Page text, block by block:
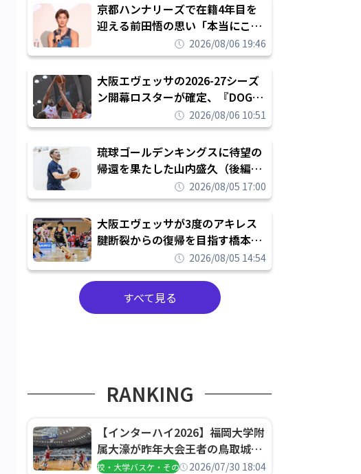
京都ハンナリーズで在籍4年目を
迎える前田悟の思い「本当にこの
チームで勝ちたい、負けたまま舐
められたまま終わりたくない」
2026/08/06 19:46
大阪エヴェッサの2026-27シーズ
ン開幕ロスターが確定、『DOG
FIGHT』のチームカルチャーを推
し進めて結果を求めるシーズンへ
2026/08/06 10:51
琉球ゴールデンキングスに待望の
帰還を果たした山内盛久（後編）
「1人のウチナーンチュとしてみ
んなが誇りに思えるチームにして
いく」
2026/08/05 17:00
大阪エヴェッサが3度のアキレス
腱断裂からの復帰を目指す橋本拓
哉と契約を締結「もう一度コート
に立ちたい」
2026/08/05 14:54
すべて見る
RANKING
【インターハイ2026】福岡大学附
属大濠が昨年大会王者の鳥取城北
を撃破、大阪薫英女学院は岐阜女
高校・大学バスケ・その他2026/07/30 18:04